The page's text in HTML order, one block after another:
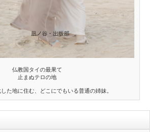
仏教国タイの最果て
止まぬテロの地
た地に住む、どこにでもいる普通の姉妹。